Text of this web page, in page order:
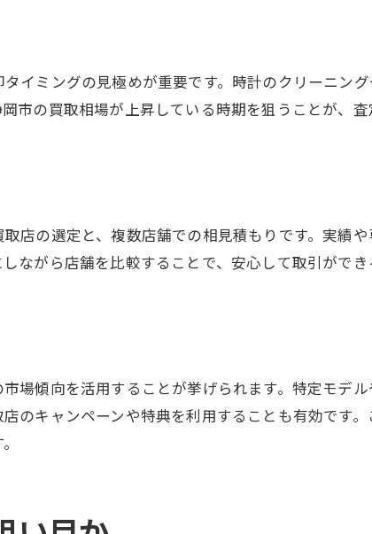
イミングの見極めが重要です。時計のクリーニン
市の買取相場が上昇している時期を狙うことが、
店の選定と、複数店舗での相見積もりです。実績
ながら店舗を比較することで、安心して取引がで
場傾向を活用することが挙げられます。特定モデ
のキャンペーンや特典を利用することも有効です